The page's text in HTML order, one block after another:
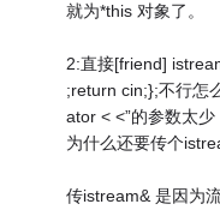
就为*this 对象了。
2:直接[friend]
;return cin;};不行怎
ator < <”的参数太少
为什么还要传个
传istream& 是因为